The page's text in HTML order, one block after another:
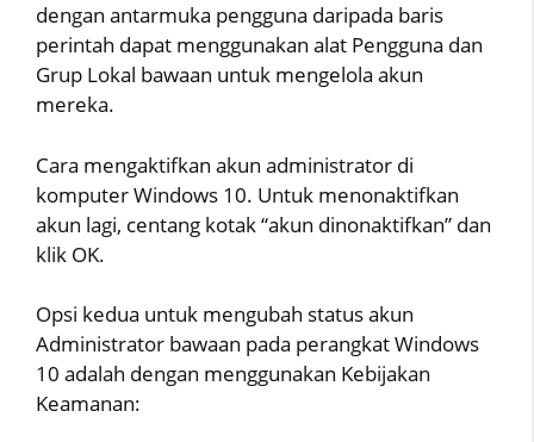
dengan antarmuka pengguna daripada baris
perintah dapat menggunakan alat Pengguna dan
Grup Lokal bawaan untuk mengelola akun
mereka.
Cara mengaktifkan akun administrator di
komputer Windows 10. Untuk menonaktifkan
akun lagi, centang kotak “akun dinonaktifkan” dan
klik OK.
Opsi kedua untuk mengubah status akun
Administrator bawaan pada perangkat Windows
10 adalah dengan menggunakan Kebijakan
Keamanan: